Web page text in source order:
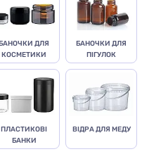
БАНОЧКИ ДЛЯ
КОСМЕТИКИ
БАНОЧКИ ДЛЯ
ПІГУЛОК
ПЛАСТИКОВІ
БАНКИ
ВІДРА ДЛЯ МЕДУ